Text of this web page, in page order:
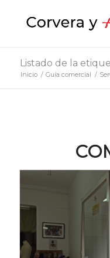
Listado de la
Inicio / Guía comercial /